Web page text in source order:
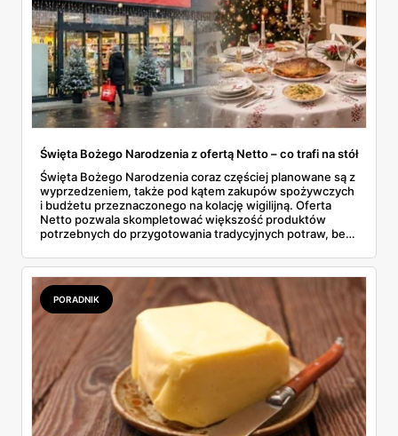
Święta Bożego Narodzenia z ofertą Netto – co trafi na stół
Święta Bożego Narodzenia coraz częściej planowane są z
wyprzedzeniem, także pod kątem zakupów spożywczych
i budżetu przeznaczonego na kolację wigilijną. Oferta
Netto pozwala skompletować większość produktów
potrzebnych do przygotowania tradycyjnych potraw, bez
sezonowych pojawiają się zarówno klasyczne składniki,
jak i gotowe półprodukty, które realnie skracają czas
spędzony w kuchni. To rozwiązanie wygodne, ale też
przewidywalne pod względem jakości i ceny.
PORADNIK